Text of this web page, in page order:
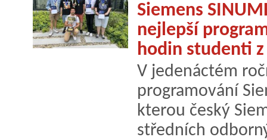
Siemens
nejlepší
hodin studenti
V jedenáctém
programování
kterou český
středních